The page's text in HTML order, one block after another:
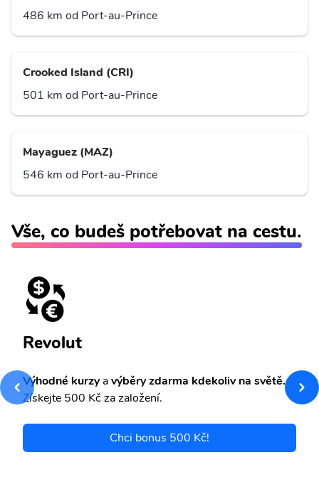
486 km od Port-au-Prince
Crooked Island (CRI)
501 km od Port-au-Prince
Mayaguez (MAZ)
546 km od Port-au-Prince
Vše, co budeš potřebovat na cestu.
Revolut
Výhodné kurzyavýběry zdarma kdekoliv na světě.
Získejte 500 Kč za založení.
Chci bonus 500 Kč!